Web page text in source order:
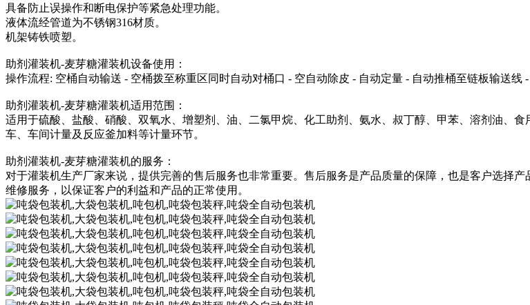
具备防止误操作和断电保护等紧急处理功能。
液体流经管道为不锈钢316材质。
机架铸铁喷塑。
助剂灌装机-麦芽糖灌装机设备使用：
操作流程: 空桶自动输送 - 空桶拨至称重区同时自动对桶口 - 空自动除皮 - 自动定量 - 自动推桶至链板输送
助剂灌装机-麦芽糖灌装机适用范围：
适用于硫酸、盐酸、硝酸、双氧水、增塑剂、油、二氯甲烷、化工助剂、氨水、叔丁醇、甲苯、溶剂油、
车、车间计量及反应釜加料等计量环节。
助剂灌装机-麦芽糖灌装机的服务：
对于灌装机生产厂家来说，提供完善的售后服务也非常重要。售后服务是产品质量的保障，也是客户选择
维修服务，以保证客户的利益和产品的正常使用。